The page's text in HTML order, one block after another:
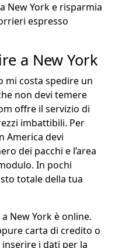
New York e risparmia
espresso
a New York
mi costa spedire un
non devi temere
offre il servizio di
imbattibili. Per
America devi
dei pacchi e l’area
In pochi
totale della tua
New York è online.
carta di credito o
i dati per la